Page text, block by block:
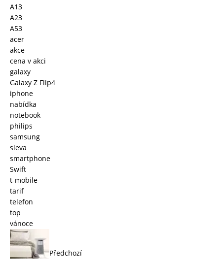
A13
A23
A53
acer
akce
cena v akci
galaxy
Galaxy Z Flip4
iphone
nabídka
notebook
philips
samsung
sleva
smartphone
Swift
t-mobile
tarif
telefon
top
vánoce
Předchozí